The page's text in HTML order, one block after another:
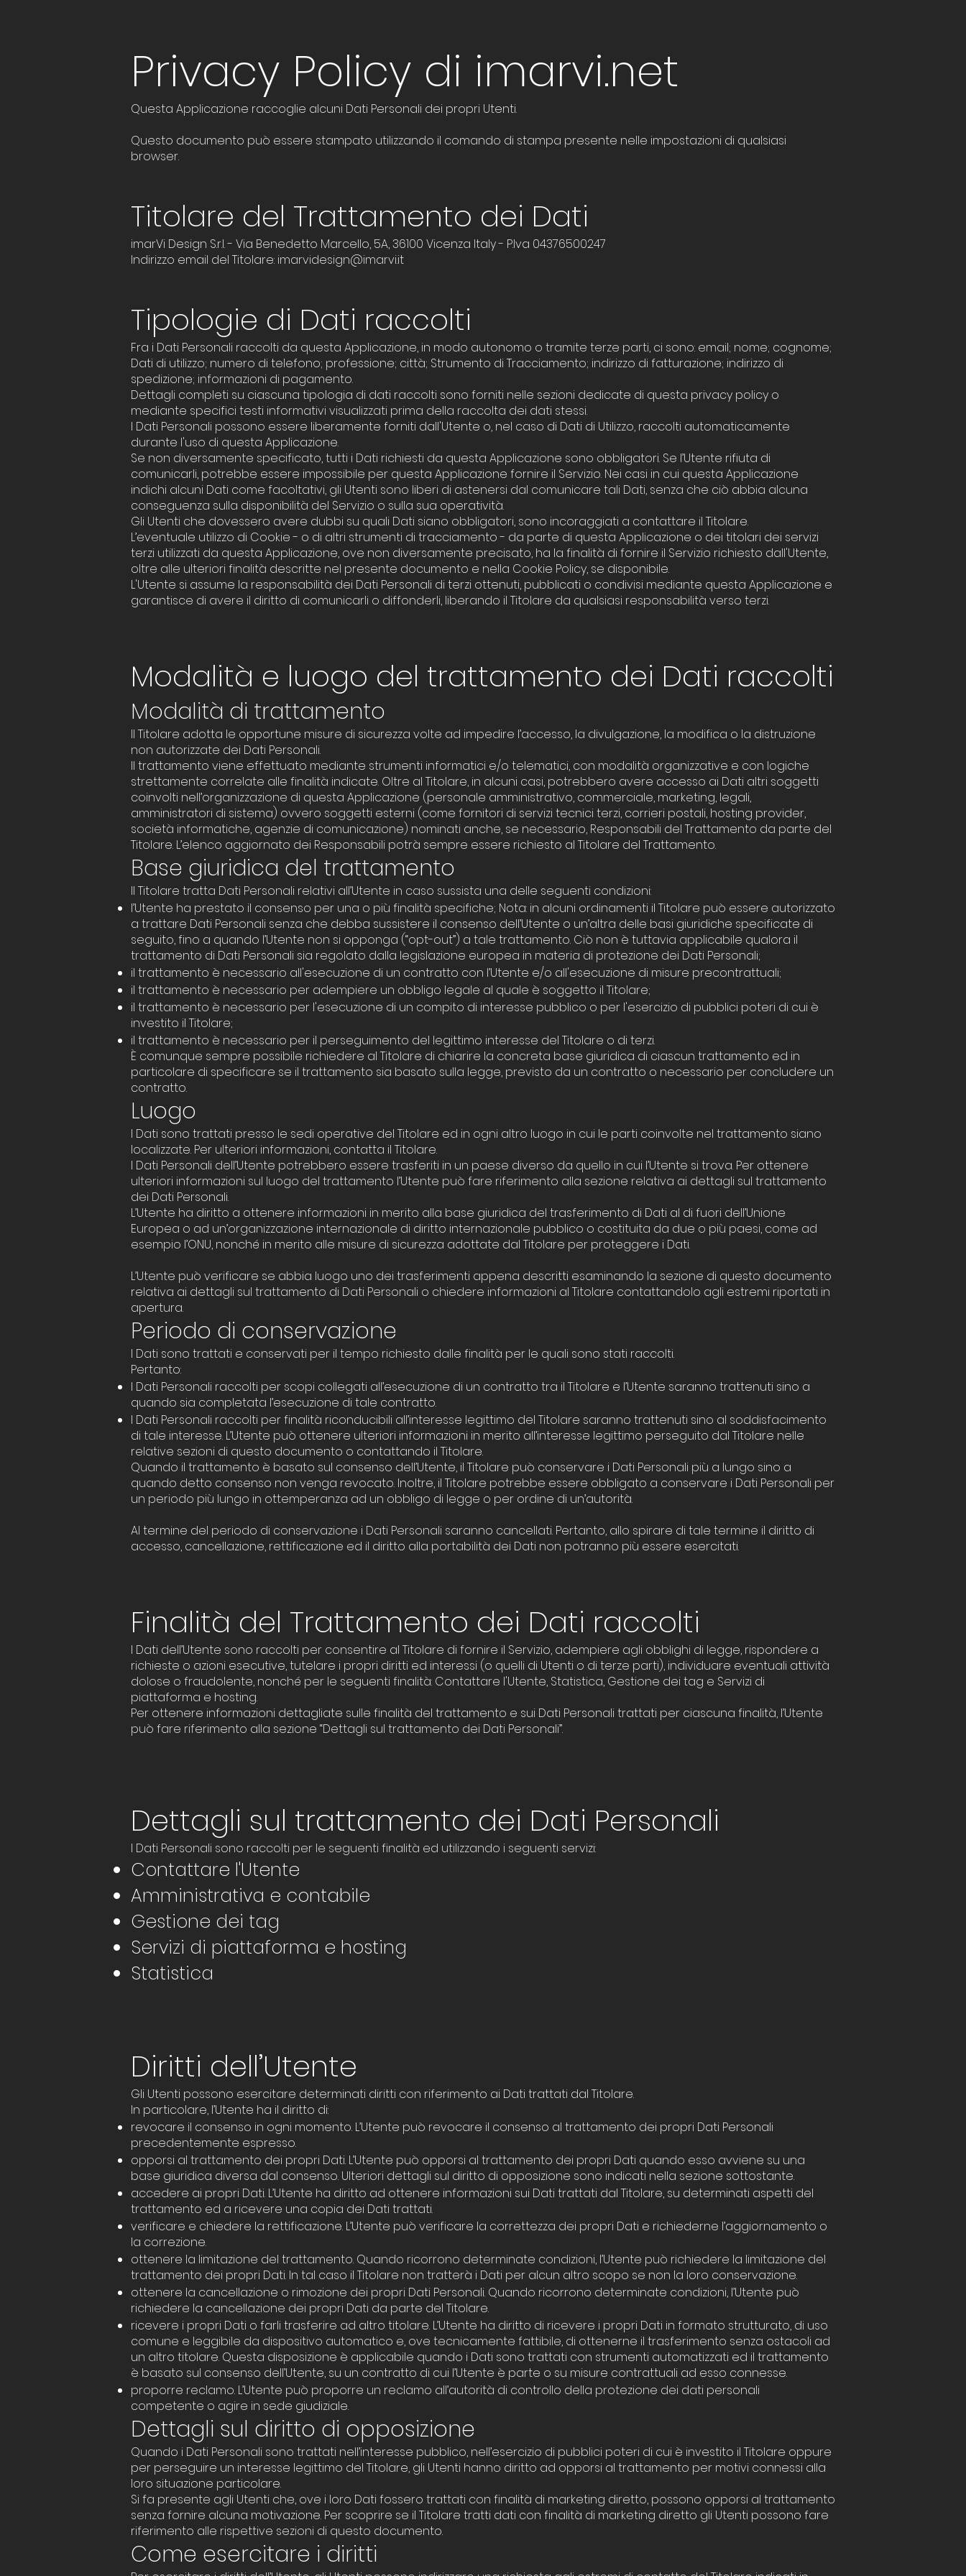
Privacy Policy di imarvi.net
Questa Applicazione raccoglie alcuni Dati Personali dei propri Utenti.
Questo documento può essere stampato utilizzando il comando di stampa presente nelle impostazioni di qualsiasi
browser.
Titolare del Trattamento dei Dati
imarVi Design S.r.l. - Via Benedetto Marcello, 5A, 36100 Vicenza Italy - P.Iva 04376500247
Indirizzo email del Titolare: imarvidesign@imarvi.it
Tipologie di Dati raccolti
Fra i Dati Personali raccolti da questa Applicazione, in modo autonomo o tramite terze parti, ci sono: email; nome; cognome;
Dati di utilizzo; numero di telefono; professione; città; Strumento di Tracciamento; indirizzo di fatturazione; indirizzo di
spedizione; informazioni di pagamento.
Dettagli completi su ciascuna tipologia di dati raccolti sono forniti nelle sezioni dedicate di questa privacy policy o
mediante specifici testi informativi visualizzati prima della raccolta dei dati stessi.
I Dati Personali possono essere liberamente forniti dall'Utente o, nel caso di Dati di Utilizzo, raccolti automaticamente
durante l'uso di questa Applicazione.
Se non diversamente specificato, tutti i Dati richiesti da questa Applicazione sono obbligatori. Se l’Utente rifiuta di
comunicarli, potrebbe essere impossibile per questa Applicazione fornire il Servizio. Nei casi in cui questa Applicazione
indichi alcuni Dati come facoltativi, gli Utenti sono liberi di astenersi dal comunicare tali Dati, senza che ciò abbia alcuna
conseguenza sulla disponibilità del Servizio o sulla sua operatività.
Gli Utenti che dovessero avere dubbi su quali Dati siano obbligatori, sono incoraggiati a contattare il Titolare.
L’eventuale utilizzo di Cookie - o di altri strumenti di tracciamento - da parte di questa Applicazione o dei titolari dei servizi
terzi utilizzati da questa Applicazione, ove non diversamente precisato, ha la finalità di fornire il Servizio richiesto dall'Utente,
oltre alle ulteriori finalità descritte nel presente documento e nella Cookie Policy, se disponibile.
L'Utente si assume la responsabilità dei Dati Personali di terzi ottenuti, pubblicati o condivisi mediante questa Applicazione e
garantisce di avere il diritto di comunicarli o diffonderli, liberando il Titolare da qualsiasi responsabilità verso terzi.
Modalità e luogo del trattamento dei Dati raccolti
Modalità di trattamento
Il Titolare adotta le opportune misure di sicurezza volte ad impedire l’accesso, la divulgazione, la modifica o la distruzione
non autorizzate dei Dati Personali.
Il trattamento viene effettuato mediante strumenti informatici e/o telematici, con modalità organizzative e con logiche
strettamente correlate alle finalità indicate. Oltre al Titolare, in alcuni casi, potrebbero avere accesso ai Dati altri soggetti
coinvolti nell’organizzazione di questa Applicazione (personale amministrativo, commerciale, marketing, legali,
amministratori di sistema) ovvero soggetti esterni (come fornitori di servizi tecnici terzi, corrieri postali, hosting provider,
società informatiche, agenzie di comunicazione) nominati anche, se necessario, Responsabili del Trattamento da parte del
Titolare. L’elenco aggiornato dei Responsabili potrà sempre essere richiesto al Titolare del Trattamento.
Base giuridica del trattamento
Il Titolare tratta Dati Personali relativi all’Utente in caso sussista una delle seguenti condizioni:
l’Utente ha prestato il consenso per una o più finalità specifiche; Nota: in alcuni ordinamenti il Titolare può essere autorizzato
a trattare Dati Personali senza che debba sussistere il consenso dell’Utente o un’altra delle basi giuridiche specificate di
seguito, fino a quando l’Utente non si opponga (“opt-out”) a tale trattamento. Ciò non è tuttavia applicabile qualora il
trattamento di Dati Personali sia regolato dalla legislazione europea in materia di protezione dei Dati Personali;
il trattamento è necessario all'esecuzione di un contratto con l’Utente e/o all'esecuzione di misure precontrattuali;
il trattamento è necessario per adempiere un obbligo legale al quale è soggetto il Titolare;
il trattamento è necessario per l'esecuzione di un compito di interesse pubblico o per l'esercizio di pubblici poteri di cui è
investito il Titolare;
il trattamento è necessario per il perseguimento del legittimo interesse del Titolare o di terzi.
È comunque sempre possibile richiedere al Titolare di chiarire la concreta base giuridica di ciascun trattamento ed in
particolare di specificare se il trattamento sia basato sulla legge, previsto da un contratto o necessario per concludere un
contratto.
Luogo
I Dati sono trattati presso le sedi operative del Titolare ed in ogni altro luogo in cui le parti coinvolte nel trattamento siano
localizzate. Per ulteriori informazioni, contatta il Titolare.
I Dati Personali dell’Utente potrebbero essere trasferiti in un paese diverso da quello in cui l’Utente si trova. Per ottenere
ulteriori informazioni sul luogo del trattamento l’Utente può fare riferimento alla sezione relativa ai dettagli sul trattamento
dei Dati Personali.
L’Utente ha diritto a ottenere informazioni in merito alla base giuridica del trasferimento di Dati al di fuori dell’Unione
Europea o ad un’organizzazione internazionale di diritto internazionale pubblico o costituita da due o più paesi, come ad
esempio l’ONU, nonché in merito alle misure di sicurezza adottate dal Titolare per proteggere i Dati.
L’Utente può verificare se abbia luogo uno dei trasferimenti appena descritti esaminando la sezione di questo documento
relativa ai dettagli sul trattamento di Dati Personali o chiedere informazioni al Titolare contattandolo agli estremi riportati in
apertura.
Periodo di conservazione
I Dati sono trattati e conservati per il tempo richiesto dalle finalità per le quali sono stati raccolti.
Pertanto:
I Dati Personali raccolti per scopi collegati all’esecuzione di un contratto tra il Titolare e l’Utente saranno trattenuti sino a
quando sia completata l’esecuzione di tale contratto.
I Dati Personali raccolti per finalità riconducibili all’interesse legittimo del Titolare saranno trattenuti sino al soddisfacimento
di tale interesse. L’Utente può ottenere ulteriori informazioni in merito all’interesse legittimo perseguito dal Titolare nelle
relative sezioni di questo documento o contattando il Titolare.
Quando il trattamento è basato sul consenso dell’Utente, il Titolare può conservare i Dati Personali più a lungo sino a
quando detto consenso non venga revocato. Inoltre, il Titolare potrebbe essere obbligato a conservare i Dati Personali per
un periodo più lungo in ottemperanza ad un obbligo di legge o per ordine di un’autorità.
Al termine del periodo di conservazione i Dati Personali saranno cancellati. Pertanto, allo spirare di tale termine il diritto di
accesso, cancellazione, rettificazione ed il diritto alla portabilità dei Dati non potranno più essere esercitati.
Finalità del Trattamento dei Dati raccolti
I Dati dell’Utente sono raccolti per consentire al Titolare di fornire il Servizio, adempiere agli obblighi di legge, rispondere a
richieste o azioni esecutive, tutelare i propri diritti ed interessi (o quelli di Utenti o di terze parti), individuare eventuali attività
dolose o fraudolente, nonché per le seguenti finalità: Contattare l'Utente, Statistica, Gestione dei tag e Servizi di
piattaforma e hosting.
Per ottenere informazioni dettagliate sulle finalità del trattamento e sui Dati Personali trattati per ciascuna finalità, l’Utente
può fare riferimento alla sezione “Dettagli sul trattamento dei Dati Personali”.
Dettagli sul trattamento dei Dati Personali
I Dati Personali sono raccolti per le seguenti finalità ed utilizzando i seguenti servizi:
Contattare l'Utente
Amministrativa e contabile
Gestione dei tag
Servizi di piattaforma e hosting
Statistica
Diritti dell’Utente
Gli Utenti possono esercitare determinati diritti con riferimento ai Dati trattati dal Titolare.
In particolare, l’Utente ha il diritto di:
revocare il consenso in ogni momento. L’Utente può revocare il consenso al trattamento dei propri Dati Personali
precedentemente espresso.
opporsi al trattamento dei propri Dati. L’Utente può opporsi al trattamento dei propri Dati quando esso avviene su una
base giuridica diversa dal consenso. Ulteriori dettagli sul diritto di opposizione sono indicati nella sezione sottostante.
accedere ai propri Dati. L’Utente ha diritto ad ottenere informazioni sui Dati trattati dal Titolare, su determinati aspetti del
trattamento ed a ricevere una copia dei Dati trattati.
verificare e chiedere la rettificazione. L’Utente può verificare la correttezza dei propri Dati e richiederne l’aggiornamento o
la correzione.
ottenere la limitazione del trattamento. Quando ricorrono determinate condizioni, l’Utente può richiedere la limitazione del
trattamento dei propri Dati. In tal caso il Titolare non tratterà i Dati per alcun altro scopo se non la loro conservazione.
ottenere la cancellazione o rimozione dei propri Dati Personali. Quando ricorrono determinate condizioni, l’Utente può
richiedere la cancellazione dei propri Dati da parte del Titolare.
ricevere i propri Dati o farli trasferire ad altro titolare. L’Utente ha diritto di ricevere i propri Dati in formato strutturato, di uso
comune e leggibile da dispositivo automatico e, ove tecnicamente fattibile, di ottenerne il trasferimento senza ostacoli ad
un altro titolare. Questa disposizione è applicabile quando i Dati sono trattati con strumenti automatizzati ed il trattamento
è basato sul consenso dell’Utente, su un contratto di cui l’Utente è parte o su misure contrattuali ad esso connesse.
proporre reclamo. L’Utente può proporre un reclamo all’autorità di controllo della protezione dei dati personali
competente o agire in sede giudiziale.
Dettagli sul diritto di opposizione
Quando i Dati Personali sono trattati nell’interesse pubblico, nell’esercizio di pubblici poteri di cui è investito il Titolare oppure
per perseguire un interesse legittimo del Titolare, gli Utenti hanno diritto ad opporsi al trattamento per motivi connessi alla
loro situazione particolare.
Si fa presente agli Utenti che, ove i loro Dati fossero trattati con finalità di marketing diretto, possono opporsi al trattamento
senza fornire alcuna motivazione. Per scoprire se il Titolare tratti dati con finalità di marketing diretto gli Utenti possono fare
riferimento alle rispettive sezioni di questo documento.
Come esercitare i diritti